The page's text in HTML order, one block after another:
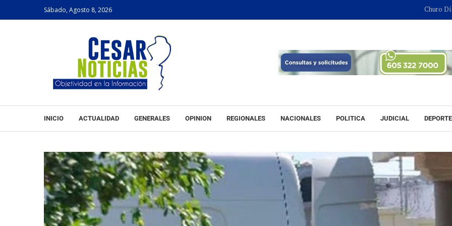
Sábado, Agosto 8, 2026 Churo Díaz
INICIO ACTUALIDAD GENERALES OPINION REGIONALES NACIONALES POLITICA JUDICIAL